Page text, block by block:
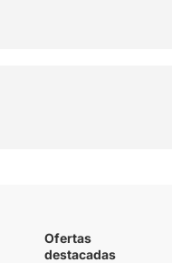
Ofertas
destacadas